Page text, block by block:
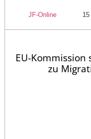
JF-Online 15
EU-
zu